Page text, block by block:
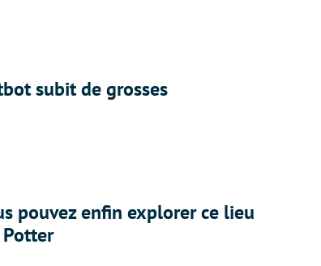
subit de grosses
pouvez enfin explorer ce lieu